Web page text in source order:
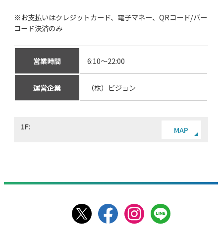
※お支払いはクレジットカード、電子マネー、QRコード/バー
コード決済のみ
営業時間 6:10～22:00
運営企業 （株）ビジョン
1F: MAP